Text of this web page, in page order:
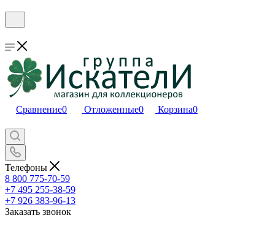
Сравнение0 Отложенные0 Корзина0
Телефоны
8 800 775-70-59
+7 495 255-38-59
+7 926 383-96-13
Заказать звонок